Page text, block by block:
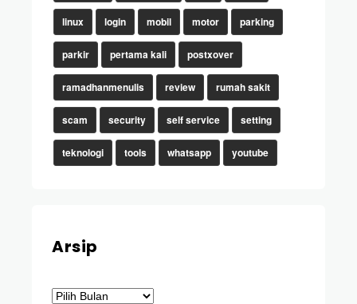
linux login mobil motor parking
parkir pertama kali postxover
ramadhanmenulis review rumah sakit
scam security self service setting
teknologi tools whatsapp youtube
Arsip
Arsip